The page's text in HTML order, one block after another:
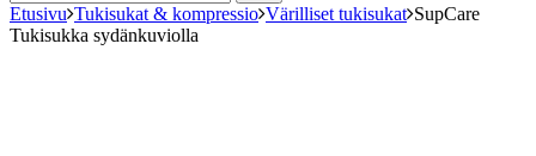
Etusivu Tukisukat & kompressio Värilliset tukisukat SupCare
Tukisukka sydänkuviolla